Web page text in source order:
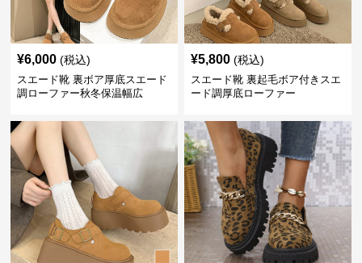
¥6,000 (税込)
スエード靴 裏ボア厚底スエード
調ローファー秋冬保温幅広
¥5,800 (税込)
スエード靴 裏起毛ボア付きスエ
ード調厚底ローファー